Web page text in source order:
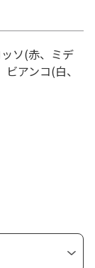
ソ(赤、ミデ
アンコ(白、